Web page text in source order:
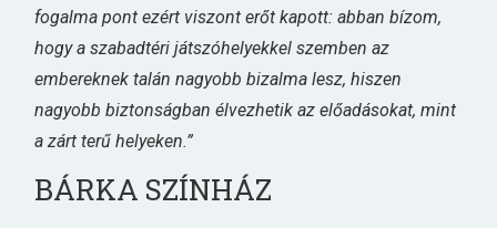
fogalma pont ezért viszont erőt kapott: abban bízom,
hogy a szabadtéri játszóhelyekkel szemben az
embereknek talán nagyobb bizalma lesz, hiszen
nagyobb biztonságban élvezhetik az előadásokat, mint
a zárt terű helyeken.”
BÁRKA SZÍNHÁZ